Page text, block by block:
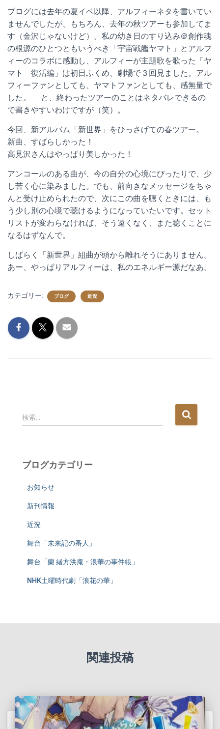
ブログには去年の夏イベ以降、アルフィーネタを書いてい
ませんでしたが、もちろん、去年の秋ツアーも参加してま
す（金沢じゃないけど）。私の幼き日のすり込み＠創作魂
の根源のひとつともいうべき「宇宙戦艦ヤマト」とアルフ
ィーのコラボに感動し、アルフィーが主題歌を歌った「ヤ
マト 復活編」は初日ふくめ、劇場で３回見ました。アル
フィーファンとしても、ヤマトファンとしても、感無量で
した。……と、終わったツアーのことはネタバレできるの
で書きやすいわけですが（笑）。
今回、新アルバム「新世界」をひっさげての春ツアー。
新曲、すばらしかった！
高見沢さんはやっぱり美しかった！
アンコールのある曲が、今の自分の心境にぴったりで、少
し苦く心に染みました。でも、前向きなメッセージをちゃ
んと受け止められたので、次にこの曲を聴くときには、も
う少し別の心境で聴けるようになっていたいです。セット
リストが変わらなければ、そう遠くなく、また聴くことに
なるはずなんで。
しばらく「新世界」組曲が頭から離れそうにありません。
あー、やっぱりアルフィーは、私のエネルギー源だなあ。
カテゴリー: ブログ 近況
検
索
検索…
ブログカテゴリー
お知らせ
新刊情報
近況
舞台「未来記の番人」
舞台「蘭 緒方洪庵・浪華の事件帳」
NHK土曜時代劇「浪花の華」
関連投稿